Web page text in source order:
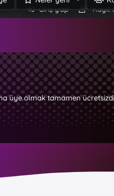
Giriş yap Kayıt
üye olmak tamamen